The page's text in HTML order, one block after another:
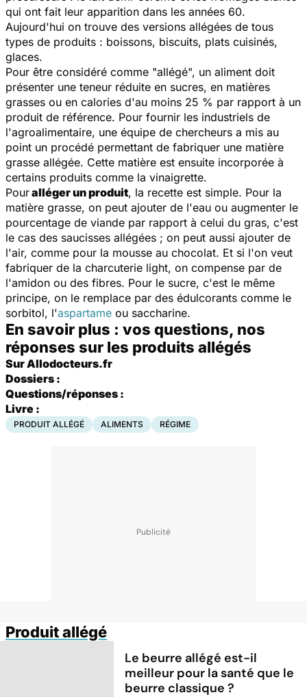
qui ont fait leur apparition dans les années 60.
Aujourd'hui on trouve des versions allégées de tous
types de produits : boissons, biscuits, plats cuisinés,
glaces.
Pour être considéré comme "allégé", un aliment doit
présenter une teneur réduite en sucres, en matières
grasses ou en calories d'au moins 25 % par rapport à un
produit de référence. Pour fournir les industriels de
l'agroalimentaire, une équipe de chercheurs a mis au
point un procédé permettant de fabriquer une matière
grasse allégée. Cette matière est ensuite incorporée à
certains produits comme la vinaigrette.
Pouralléger un produit, la recette est simple. Pour la
matière grasse, on peut ajouter de l'eau ou augmenter le
pourcentage de viande par rapport à celui du gras, c'est
le cas des saucisses allégées ; on peut aussi ajouter de
l'air, comme pour la mousse au chocolat. Et si l'on veut
fabriquer de la charcuterie light, on compense par de
l'amidon ou des fibres. Pour le sucre, c'est le même
principe, on le remplace par des édulcorants comme le
sorbitol, l'aspartame ou saccharine.
En savoir plus : vos questions, nos
réponses sur les produits allégés
Sur Allodocteurs.fr
Dossiers :
Questions/réponses :
Livre :
PRODUIT ALLÉGÉ ALIMENTS RÉGIME
Produit allégé
Le beurre allégé est-il
meilleur pour la santé que le
beurre classique ?